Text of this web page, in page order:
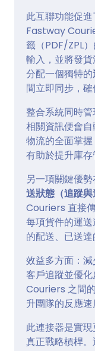
此互聯功能促
Fastway
籤（PDF/ZPL
輸入，並將發
分配一個獨特的
間立即同步，確
整合系統同時管
相關資訊便會
物流的全面掌
有助於提升庫存
另一項關鍵優
送狀態（追蹤與
Couriers 直接
每項貨件的運
的配送、已送達
效益多方面：
客戶追蹤並優
Couriers 之間
升團隊的反應速
此連接器是實
真正戰略槓桿